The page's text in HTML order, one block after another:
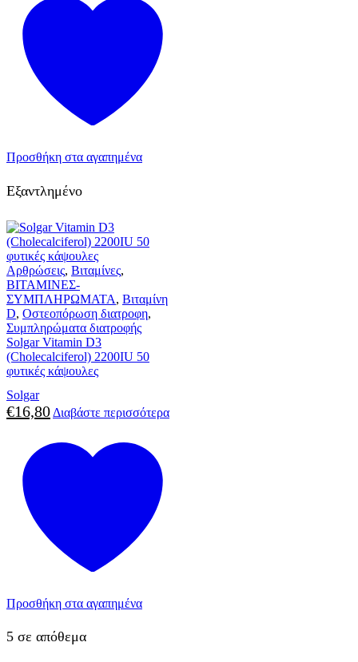
Προσθήκη στα αγαπημένα
Εξαντλημένο
Αρθρώσεις, Βιταμίνες,
ΒΙΤΑΜΙΝΕΣ-
ΣΥΜΠΛΗΡΩΜΑΤΑ, Βιταμίνη
D, Οστεοπόρωση διατροφη,
Συμπληρώματα διατροφής
Solgar Vitamin D3
(Cholecalciferol) 2200IU 50
φυτικές κάψουλες
Solgar
€16,80 Διαβάστε περισσότερα
Προσθήκη στα αγαπημένα
5 σε απόθεμα